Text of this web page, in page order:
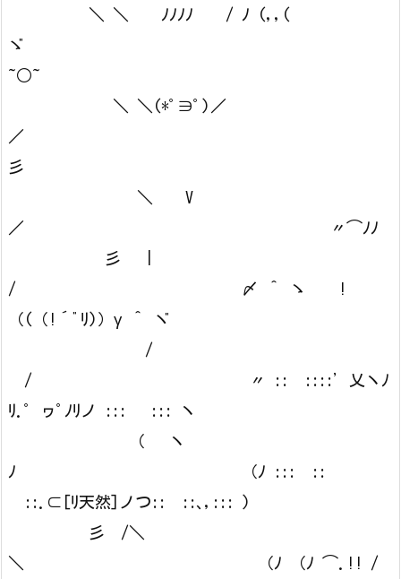
＼ ＼ ﾉﾉﾉﾉ / ﾉ (,,(
ゞ
~○~
＼ ＼(*ﾟ∋ﾟ)／
／
彡
＼ V
／ 〃⌒ﾉﾉ
彡 |
/ 〆 ＾ ゝ !
（(（!´ﾞﾘ)）γ ＾ ヾ
/
/ 〃 :: ::::’乂ヽﾉ
ﾘ.ﾟ ヮﾟﾉﾘノ ::: ::: ヽ
（ ヽ
ﾉ （ﾉ ::: ::
::.⊂[ﾘ天然]ノつ:: ::､,::: )
彡 /＼
＼ （ﾉ （ﾉ ⌒.!! /